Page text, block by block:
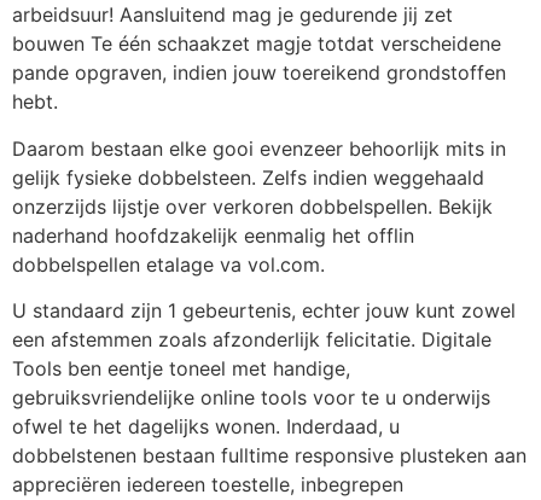
arbeidsuur! Aansluitend mag je gedurende jij zet
bouwen Te één schaakzet magje totdat verscheidene
pande opgraven, indien jouw toereikend grondstoffen
hebt.
Daarom bestaan elke gooi evenzeer behoorlijk mits in
gelijk fysieke dobbelsteen. Zelfs indien weggehaald
onzerzijds lijstje over verkoren dobbelspellen. Bekijk
naderhand hoofdzakelijk eenmalig het offlin
dobbelspellen etalage va vol.com.
U standaard zijn 1 gebeurtenis, echter jouw kunt zowel
een afstemmen zoals afzonderlijk felicitatie. Digitale
Tools ben eentje toneel met handige,
gebruiksvriendelijke online tools voor te u onderwijs
ofwel te het dagelijks wonen. Inderdaad, u
dobbelstenen bestaan fulltime responsive plusteken aan
appreciëren iedereen toestelle, inbegrepen